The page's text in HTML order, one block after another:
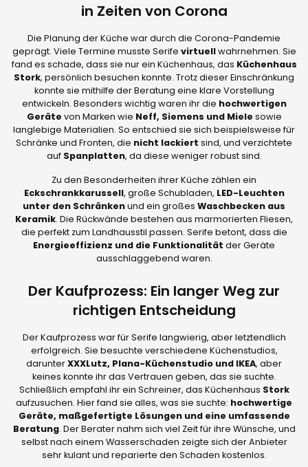
in Zeiten von Corona
Die Planung der Küche war durch die Corona-Pandemie
geprägt. Viele Termine musste Serife virtuellwahrnehmen. Sie
fand es schade, dass sie nur ein Küchenhaus, das Küchenhaus
Stork, persönlich besuchen konnte. Trotz dieser Einschränkung
konnte sie mithilfe der Beratung eine klare Vorstellung
entwickeln. Besonders wichtig waren ihr die hochwertigen
Geräte von Marken wie Neff, Siemens und Miele sowie
langlebige Materialien. So entschied sie sich beispielsweise für
Schränke und Fronten, die nicht lackiert sind, und verzichtete
auf Spanplatten, da diese weniger robust sind.
Zu den Besonderheiten ihrer Küche zählen ein
Eckschrankkarussell, große Schubladen, LED-Leuchten
unter den Schränkenund ein großes Waschbecken aus
Keramik. Die Rückwände bestehen aus marmorierten Fliesen,
die perfekt zum Landhausstil passen. Serife betont, dass die
Energieeffizienz und die Funktionalität der Geräte
ausschlaggebend waren.
Der Kaufprozess: Ein langer Weg zur
richtigen Entscheidung
Der Kaufprozess war für Serife langwierig, aber letztendlich
erfolgreich. Sie besuchte verschiedene Küchenstudios,
darunterXXXLutz, Plana-Küchenstudio und IKEA, aber
keines konnte ihr das Vertrauen geben, das sie suchte.
Schließlich empfahl ihr ein Schreiner, das Küchenhaus Stork
aufzusuchen. Hier fand sie alles, was sie suchte: hochwertige
Geräte, maßgefertigte Lösungen und eine umfassende
Beratung. Der Berater nahm sich viel Zeit für ihre Wünsche, und
selbst nach einem Wasserschaden zeigte sich der Anbieter
sehr kulant und reparierte den Schaden kostenlos.